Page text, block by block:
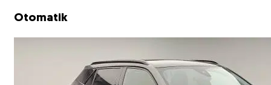
Otomatik